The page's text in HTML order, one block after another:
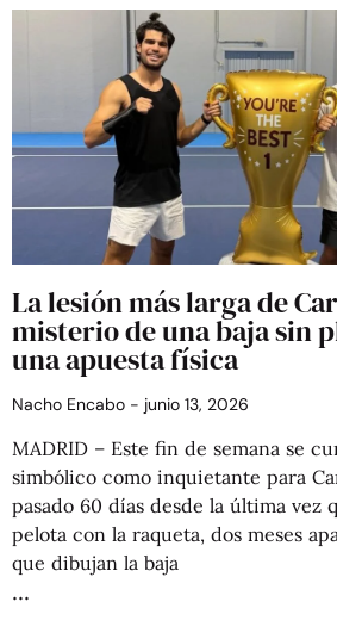
La lesión más larga de
misterio de una baja sin
una apuesta física
Nacho Encabo junio 13, 2026
MADRID – Este fin de semana se
simbólico como inquietante para
pasado 60 días desde la última vez
pelota con la raqueta, dos meses
que dibujan la baja